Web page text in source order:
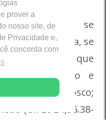
prover a
nosso site, de
Privacidade e,
concorda com
pois, se
e amor (ou seja, se
que
ao nosso lado e
esteja convosco;
(Cf. Lc 24,36.38-